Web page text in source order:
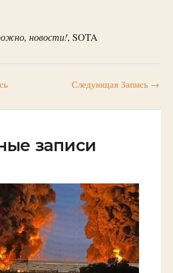
новости!, SOTA
Следующая Запись →
записи